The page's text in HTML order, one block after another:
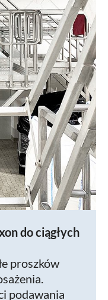
do ciągłych
proszków
podawania